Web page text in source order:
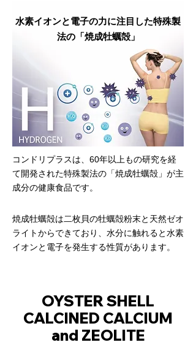
水素イオンと電子の力に注目した特殊製
法の「焼成牡蠣殻」
コンドリプラスは、60年以上もの研究を経
て開発された特殊製法の「焼成牡蠣殻」が主
成分の健康食品です。
焼成牡蠣殻は二枚貝の牡蠣殻粉末と天然ゼオ
ライトからできており、水分に触れると水素
イオンと電子を発生する性質があります。
​OYSTER SHELL
CALCINED CALCIUM
and ZEOLITE